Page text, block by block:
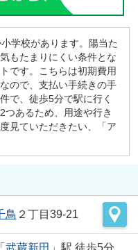
学校があります。陽当た
もたまりにくい条件とな
です。こちらは初期費用
ので、支払い手続きの手
で、徒歩5分で駅に行く
つあるため、用途や行き
見ていただきたい、「ア
鳥 ２丁目39-21
「 武蔵新田 」駅 徒歩5分